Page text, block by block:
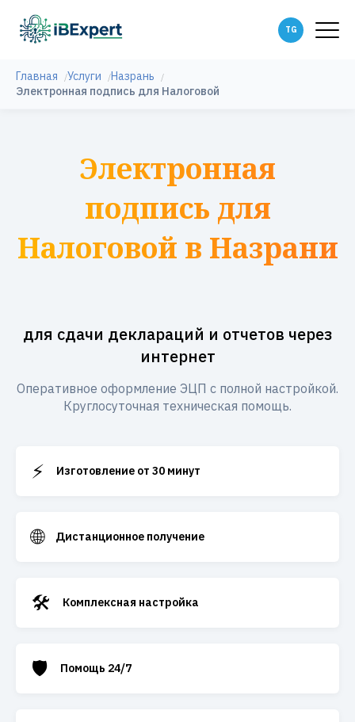
Главная Услуги
Назрань
Электронная подпись для Налоговой
Электронная
подпись для
Налоговой в Назрани
для сдачи деклараций и отчетов через
интернет
Оперативное оформление ЭЦП с полной настройкой.
Круглосуточная техническая помощь.
⚡ Изготовление от 30 минут
🌐 Дистанционное получение
🛠️ Комплексная настройка
🛡️ Помощь 24/7